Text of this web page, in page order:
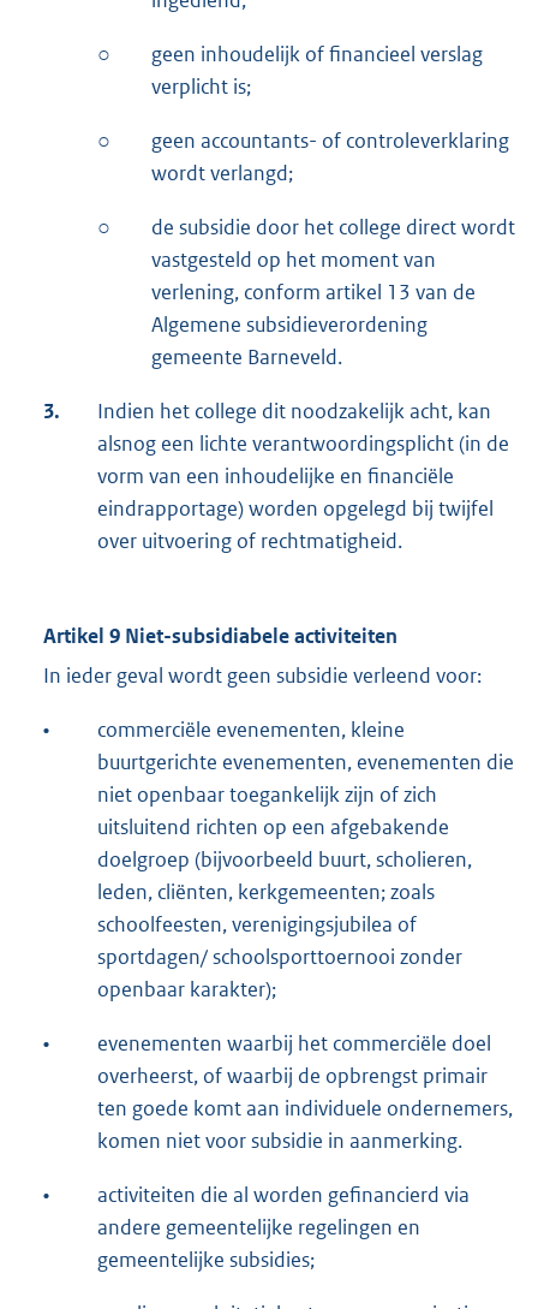
○
geen inhoudelijk of financieel verslag
verplicht is;
○
geen accountants- of controleverklaring
wordt verlangd;
○
de subsidie door het college direct wordt
vastgesteld op het moment van
verlening, conform artikel 13 van de
Algemene subsidieverordening
gemeente Barneveld.
3.
Indien het college dit noodzakelijk acht, kan
alsnog een lichte verantwoordingsplicht (in de
vorm van een inhoudelijke en financiële
eindrapportage) worden opgelegd bij twijfel
over uitvoering of rechtmatigheid.
Artikel 9 Niet-subsidiabele activiteiten
In ieder geval wordt geen subsidie verleend voor:
•
commerciële evenementen, kleine
buurtgerichte evenementen, evenementen die
niet openbaar toegankelijk zijn of zich
uitsluitend richten op een afgebakende
doelgroep (bijvoorbeeld buurt, scholieren,
leden, cliënten, kerkgemeenten; zoals
schoolfeesten, verenigingsjubilea of
sportdagen/ schoolsporttoernooi zonder
openbaar karakter);
•
evenementen waarbij het commerciële doel
overheerst, of waarbij de opbrengst primair
ten goede komt aan individuele ondernemers,
komen niet voor subsidie in aanmerking.
•
activiteiten die al worden gefinancierd via
andere gemeentelijke regelingen en
gemeentelijke subsidies;